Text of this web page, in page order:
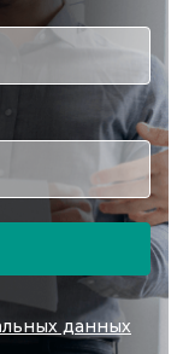
данных